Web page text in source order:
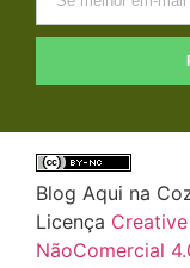
Blog Aqui na
Licença
NãoComercial